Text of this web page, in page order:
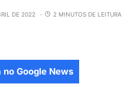
DE 2022 2 MINUTOS DE LEITURA
Google News